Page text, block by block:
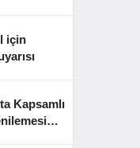
için
Kapsamlı